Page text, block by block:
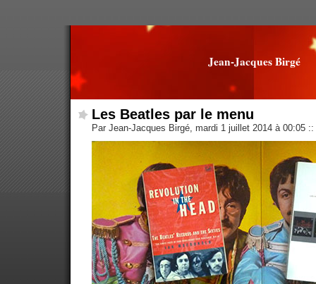
Jean-Jacques Birgé
Les Beatles par le menu
Par Jean-Jacques Birgé, mardi 1 juillet 2014 à 00:05 ::